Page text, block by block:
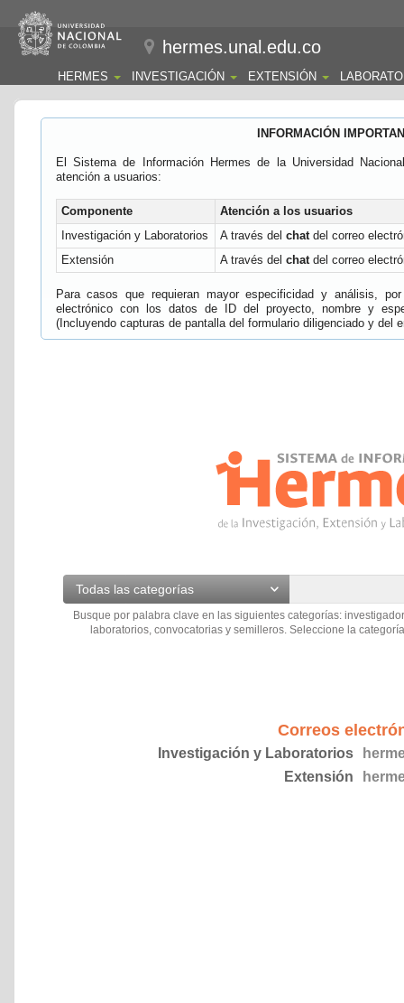
hermes.unal.edu.co
HERMES INVESTIGACIÓN EXTENSIÓN
INFORMACIÓN
El Sistema de Información Hermes de la Universidad
atención a usuarios:
Componente
Atención a los usuarios
Investigación y Laboratorios
A través del chatdel correo
Extensión
A través del chatdel correo
Para casos que requieran mayor especificidad y análisis,
electrónico con los datos de ID del proyecto, nombre y
(Incluyendo capturas de pantalla del formulario diligenciado y del
Todas las categorías
Busque por palabra clave en las siguientes categorías:
laboratorios, convocatorias y semilleros. Seleccione la
Correos
Investigación y Laboratorios
Extensión